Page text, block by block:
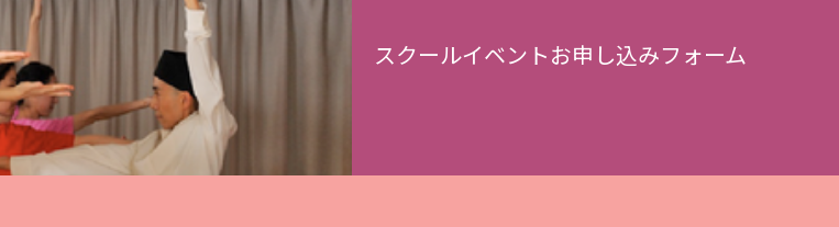
スクールイベントお申し込みフォーム